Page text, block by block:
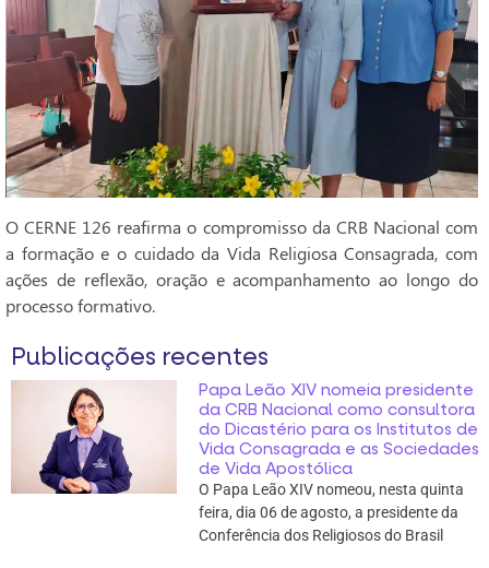
O CERNE 126 reafirma o compromisso da CRB Nacional com
a formação e o cuidado da Vida Religiosa Consagrada, com
ações de reflexão, oração e acompanhamento ao longo do
processo formativo.
Publicações recentes
Papa Leão XIV nomeia presidente
da CRB Nacional como consultora
do Dicastério para os Institutos de
Vida Consagrada e as Sociedades
de Vida Apostólica
O Papa Leão XIV nomeou, nesta quinta
feira, dia 06 de agosto, a presidente da
Conferência dos Religiosos do Brasil